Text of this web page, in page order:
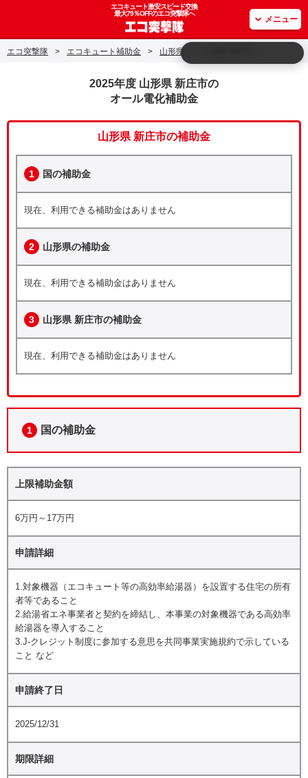
エコキュート激安スピード交換
最大79％OFFのエコ突撃隊へ
メニュー
エコ突撃隊 > エコキュート補助金 > 山形県
2025年度 山形県 新庄市の
オール電化補助金
山形県 新庄市の補助金
1 国の補助金
現在、利用できる補助金はありません
2 山形県の補助金
現在、利用できる補助金はありません
3 山形県 新庄市の補助金
現在、利用できる補助金はありません
1 国の補助金
上限補助金額
6万円～17万円
申請詳細
1.対象機器（エコキュート等の高効率給湯器）を設置する住宅の所有
者等であること
2.給湯省エネ事業者と契約を締結し、本事業の対象機器である高効率
給湯器を導入すること
3.J-クレジット制度に参加する意思を共同事業実施規約で示している
こと など
申請終了日
2025/12/31
期限詳細